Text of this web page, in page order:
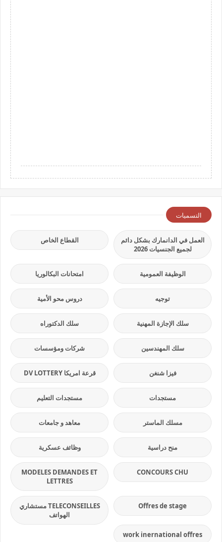
التسميات
العمل في الدانمارك بشكل دائم
لجميع الجنسيات 2026
القطاع الخاص
الوظيفة العمومية امتحانات البكالوريا
توجيه دروس محو الأمية
سلك الإجازة المهنية سلك الدكتوراه
سلك المهندسين شركات ومؤسسات
فيزا شنغن قرعة امريكا DV LOTTERY
مستجدات مستجدات التعليم
مسلك الماستر معاهد و جامعات
منح دراسية وظائف عسكرية
CONCOURS CHU
MODELES DEMANDES ET
LETTRES
Offres de stage
TELECONSEILLES مستشاري
الهواتف
work inernational offres